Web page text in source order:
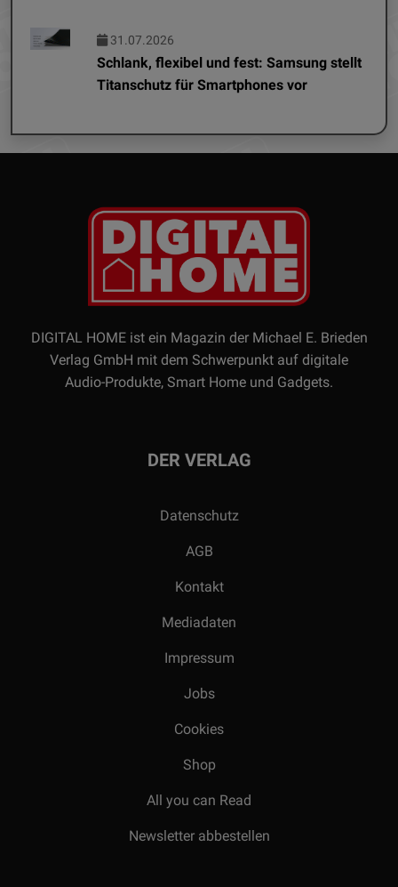
31.07.2026
Schlank, flexibel und fest: Samsung stellt
Titanschutz für Smartphones vor
DIGITAL HOME ist ein Magazin der Michael E. Brieden
Verlag GmbH mit dem Schwerpunkt auf digitale
Audio-Produkte, Smart Home und Gadgets.
DER VERLAG
Datenschutz
AGB
Kontakt
Mediadaten
Impressum
Jobs
Cookies
Shop
All you can Read
Newsletter abbestellen